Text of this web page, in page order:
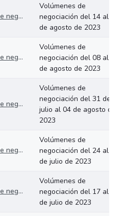
Volúmenes de negociación del 14 al 18 de agosto de 2023
Volúmenes de
negociación del 14 al 18
de agosto de 2023
Volúmenes de negociación del 08 al 11 de agosto de 2023
Volúmenes de
negociación del 08 al 11
de agosto de 2023
Volúmenes de negociación del 31 de julio al 04 de agosto de 2023
Volúmenes de
negociación del 31 de
julio al 04 de agosto de
2023
Volúmenes de negociación del 24 al 28 de julio de 2023
Volúmenes de
negociación del 24 al 28
de julio de 2023
Volúmenes de negociación del 17 al 21 de julio de 2023
Volúmenes de
negociación del 17 al 21
de julio de 2023